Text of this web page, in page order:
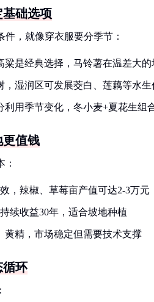
础选项
，就像穿衣服要分季节：
是经典选择，马铃薯在温差大的
湿润区可发展茭白、莲藕等水生
用季节变化，冬小麦+夏花生组
更值钱
，辣椒、草莓亩产值可达2-3万元
续收益30年，适合坡地种植
黄精，市场稳定但需要技术支撑
循环